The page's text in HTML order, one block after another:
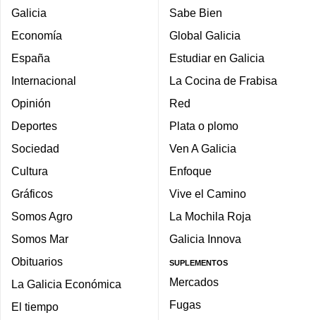
Galicia
Economía
España
Internacional
Opinión
Deportes
Sociedad
Cultura
Gráficos
Somos Agro
Somos Mar
Obituarios
La Galicia Económica
El tiempo
Sabe Bien
Global Galicia
Estudiar en Galicia
La Cocina de Frabisa
Red
Plata o plomo
Ven A Galicia
Enfoque
Vive el Camino
La Mochila Roja
Galicia Innova
SUPLEMENTOS
Mercados
Fugas